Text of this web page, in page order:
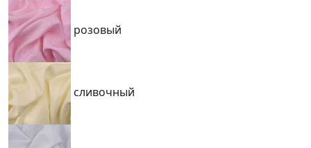
розовый
сливочный